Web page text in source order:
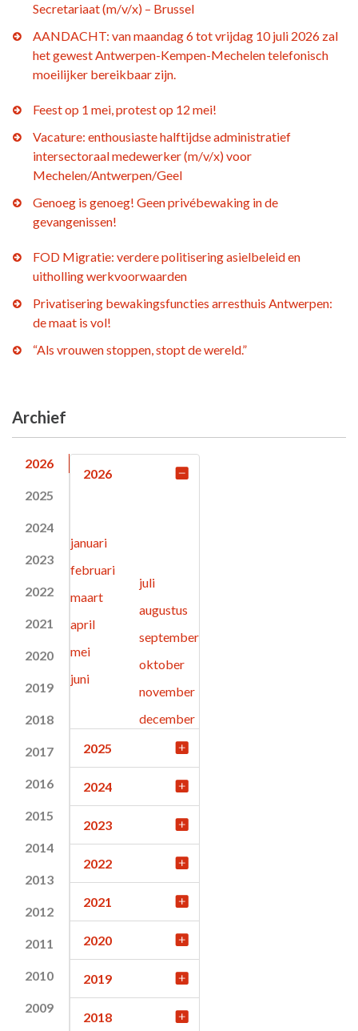
Secretariaat (m/v/x) – Brussel
AANDACHT: van maandag 6 tot vrijdag 10 juli 2026 zal
het gewest Antwerpen-Kempen-Mechelen telefonisch
moeilijker bereikbaar zijn.
Feest op 1 mei, protest op 12 mei!
Vacature: enthousiaste halftijdse administratief
intersectoraal medewerker (m/v/x) voor
Mechelen/Antwerpen/Geel
Genoeg is genoeg! Geen privébewaking in de
gevangenissen!
FOD Migratie: verdere politisering asielbeleid en
uitholling werkvoorwaarden
Privatisering bewakingsfuncties arresthuis Antwerpen:
de maat is vol!
“Als vrouwen stoppen, stopt de wereld.”
Archief
2026
2025
2024
2023
2022
2021
2020
2019
2018
2017
2016
2015
2014
2013
2012
2011
2010
2009
2026
januari
februari
maart
april
mei
juni
juli
augustus
september
oktober
november
december
2025
2024
2023
2022
2021
2020
2019
2018